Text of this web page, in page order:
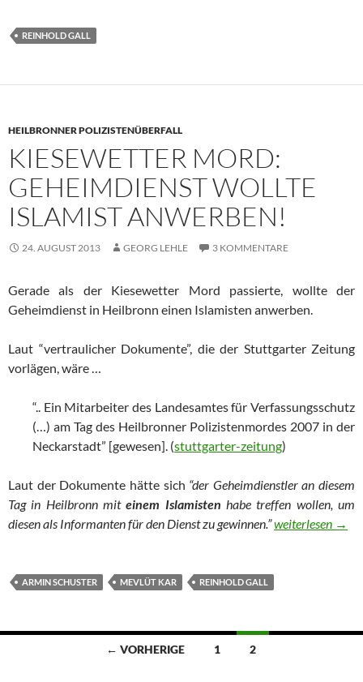
REINHOLD GALL
HEILBRONNER POLIZISTENÜBERFALL
KIESEWETTER MORD:
GEHEIMDIENST WOLLTE
ISLAMIST ANWERBEN!
24. AUGUST 2013 GEORG LEHLE 3 KOMMENTARE
Gerade als der Kiesewetter Mord passierte, wollte der
Geheimdienst in Heilbronn einen Islamisten anwerben.
Laut “vertraulicher Dokumente”, die der Stuttgarter Zeitung
vorlägen, wäre …
“.. Ein Mitarbeiter des Landesamtes für Verfassungsschutz
(…) am Tag des Heilbronner Polizistenmordes 2007 in der
Neckarstadt” [gewesen]. (stuttgarter-zeitung)
Laut der Dokumente hätte sich “der Geheimdienstler an diesem
Tag in Heilbronn miteinem Islamisten habe treffen wollen, um
diesen als Informanten für den Dienst zu gewinnen.”Kiesewetter
weiterlesen →
ARMIN SCHUSTER MEVLÜT KAR REINHOLD GALL
← VORHERIGE 1 2